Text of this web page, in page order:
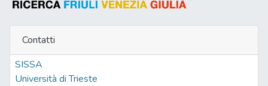
Contatti
SISSA
Università di Trieste